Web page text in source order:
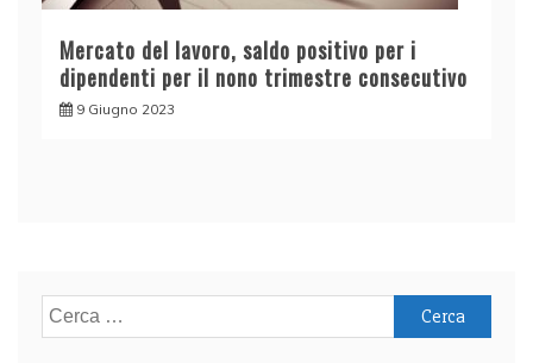
Mercato del lavoro, saldo positivo per i
dipendenti per il nono trimestre consecutivo
9 Giugno 2023
Ricerca
per: